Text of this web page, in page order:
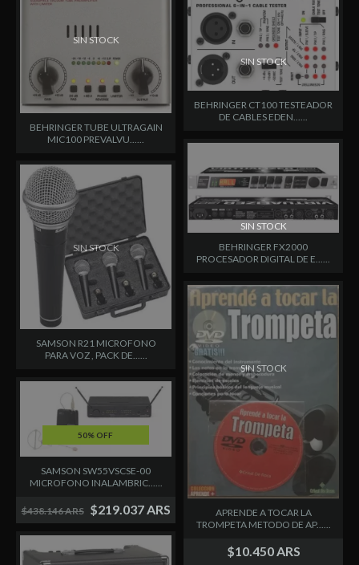
SIN STOCK
BEHRINGER TUBE ULTRAGAIN
MIC100 PREVALVU......
SIN STOCK
BEHRINGER CT100 TESTEADOR
DE CABLES EDEN......
SIN STOCK
SAMSON R21 MICROFONO
PARA VOZ , PACK DE......
SIN STOCK
BEHRINGER FX2000
PROCESADOR DIGITAL DE E......
50% OFF
SAMSON SW55VSCSE-00
MICROFONO INALAMBRIC......
$438.146 ARS $219.037 ARS
SIN STOCK
APRENDE A TOCAR LA
TROMPETA METODO DE AP......
$10.450 ARS